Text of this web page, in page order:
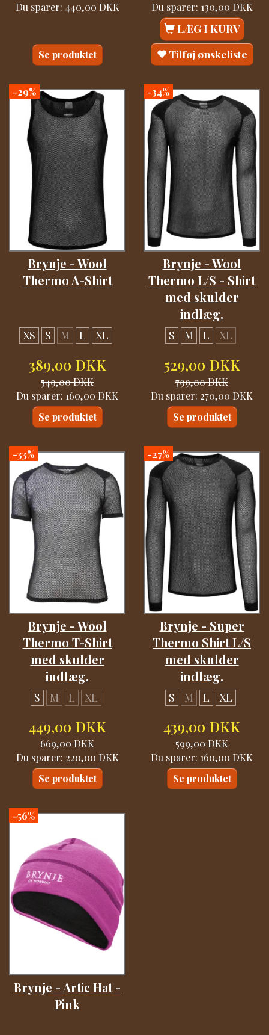
Du sparer: 440,00 DKK
Se produktet
Du sparer: 130,00 DKK
LÆG I KURV
Tilføj ønskeliste
-29%
Brynje - Wool
Thermo A-Shirt
XS S M L XL
389,00 DKK
549,00 DKK
Du sparer: 160,00 DKK
Se produktet
-34%
Brynje - Wool
Thermo L/S - Shirt
med skulder
indlæg.
S M L XL
529,00 DKK
799,00 DKK
Du sparer: 270,00 DKK
Se produktet
-33%
Brynje - Wool
Thermo T-Shirt
med skulder
indlæg.
S M L XL
449,00 DKK
669,00 DKK
Du sparer: 220,00 DKK
Se produktet
-27%
Brynje - Super
Thermo Shirt L/S
med skulder
indlæg.
S M L XL
439,00 DKK
599,00 DKK
Du sparer: 160,00 DKK
Se produktet
-56%
Brynje - Artic Hat -
Pink